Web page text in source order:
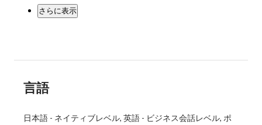
さらに表示
言語
日本語 - ネイティブレベル 英語 - ビジネス会話レベル ポ